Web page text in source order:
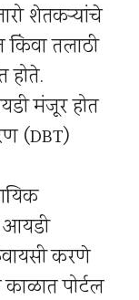
शेतकऱ्यांचे
तलाठी
होते.
मंजूर होत
(DBT)
आयडी
करणे
पोर्टल